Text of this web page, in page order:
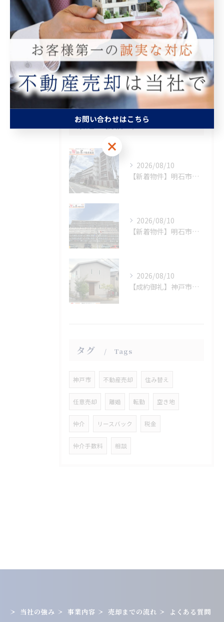
マンション
空き家
相続
査定
買取
最近の投稿 Recent Posts
2026/08/10
【新着物件】明石市松の内
2026/08/10
【新着物件】明石市東野町
2026/08/10
【成約御礼】神戸市西区
タグ Tags
神戸市 不動産売却 住み替え
任意売却 離婚 転勤 空き地
仲介 リースバック 税金
仲介手数料 相談
当社の強み 事業内容 売却までの流れ よくある質問
お問い合わせはこちら
お問い合わせはこちら